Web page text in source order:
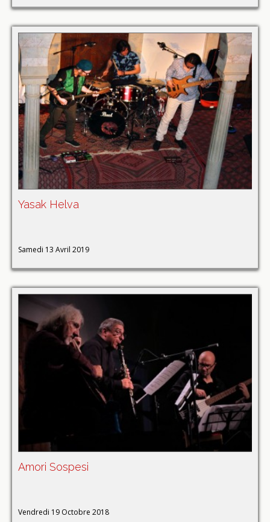
Yasak Helva
Samedi 13 Avril 2019
Amori Sospesi
Vendredi 19 Octobre 2018